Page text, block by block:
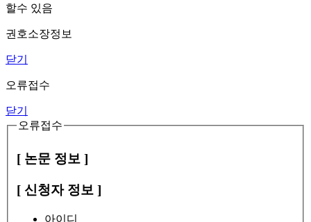
할수 있음
권호소장정보
닫기
오류접수
닫기
오류접수
[ 논문 정보 ]
[ 신청자 정보 ]
아이디